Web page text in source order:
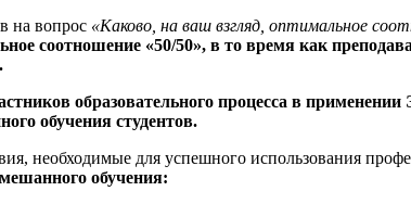
на вопрос «Каково, на ваш взгляд, оптимальное
соотношение «50/50», в то время как
образовательного процесса в
обучения студентов.
необходимые для успешного использования
обучения: